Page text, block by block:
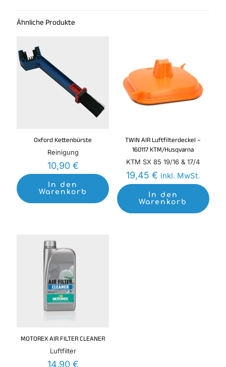
Ähnliche Produkte
Oxford Kettenbürste
Reinigung
10,90 €
In den
Warenkorb
TWIN AIR Luftfilterdeckel –
160117 KTM/Husqvarna
KTM SX 85 19/16 & 17/4
19,45€ inkl. MwSt.
In den
Warenkorb
MOTOREX AIR FILTER CLEANER
Luftfilter
14,90 €